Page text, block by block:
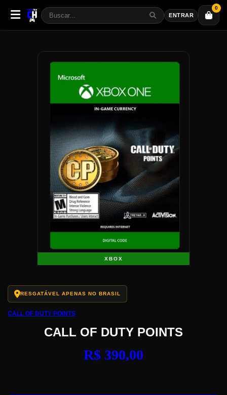
ENTRAR
0
XBOX
RESGATÁVEL APENAS NO BRASIL
CALL OF DUTY POINTS
CALL OF DUTY POINTS
R$ 390,00